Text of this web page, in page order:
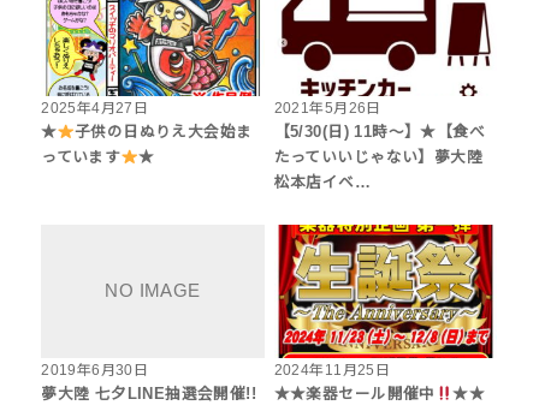
2025年4月27日
★
子供の日ぬりえ大会始ま
っています
★
2021年5月26日
【5/30(日) 11時～】★【食べ
たっていいじゃない】夢大陸
松本店イベ…
2019年6月30日
夢大陸 七夕LINE抽選会開催!!
2024年11月25日
★★楽器セール開催中
★★